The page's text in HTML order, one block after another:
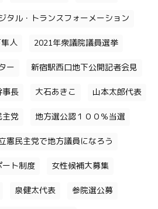
タル・トランスフォーメーション
人 2021年衆議院議員選挙
ー 新宿駅西口地下公開記者会見
事長 大石あきこ 山本太郎代表
党 地方選公認１００％当選
憲民主党で地方議員になろう
ート制度 女性候補大募集
泉健太代表 参院選公募